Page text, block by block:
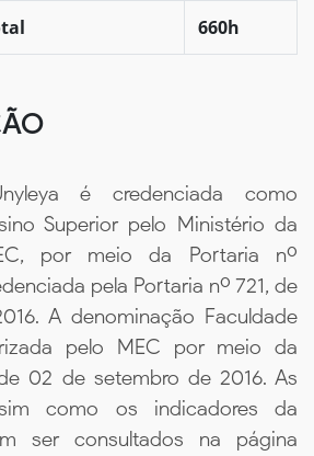
660h
é credenciada como
Superior pelo Ministério da
por meio da Portaria nº
pela Portaria nº 721, de
A denominação Faculdade
pelo MEC por meio da
02 de setembro de 2016. As
como os indicadores da
ser consultados na página